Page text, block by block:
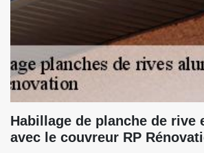
Habillage de planche de rive
avec le couvreur RP